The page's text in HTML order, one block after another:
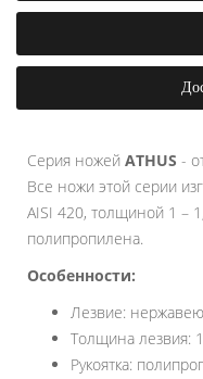
Серия ножей ATHUS -
Все ножи этой серии
AISI 420, толщиной 1 –
полипропилена.
Особенности:
Лезвие:
Толщина лезвия:
Рукоятка: